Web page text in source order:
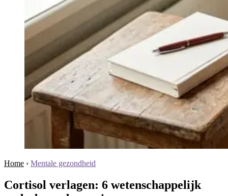
Home › Mentale gezondheid
Cortisol verlagen: 6 wetenschappelijk